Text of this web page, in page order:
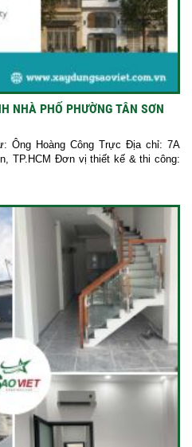
NHÀ PHỐ PHƯỜNG TÂN SƠN
Ông Hoàng Công Trực Địa chỉ: 7A
TP.HCM Đơn vị thiết kế & thi công: